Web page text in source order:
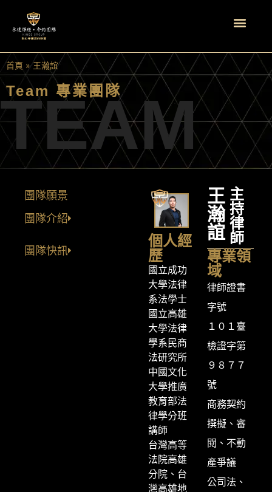
首頁 » 王瀚誼
TEAM
Team 專業團隊
團隊願景
團隊介紹
團隊快訊
個人經
歷
國立成功
大學法律
系法學士
國立高雄
大學法律
學系民商
法研究所
中國文化
大學推廣
教育部法
律學分班
講師
台灣高等
法院高雄
分院、台
灣高雄地
王
瀚
誼
主
持
律
師
專業領
域
律師證書
字號
１０１臺
檢證字第
９８７７
號
商務契約
撰擬、審
閱、不動
產爭議
公司法、